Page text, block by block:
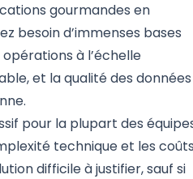
gourmandes en
besoin d’immenses bases
à l’échelle
et la qualité des données
pour la plupart des
technique et les
difficile à justifier, sauf si